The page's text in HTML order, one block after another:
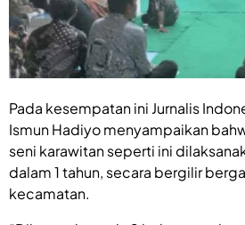
Pada kesempatan ini Jurnalis
Ismun Hadiyo menyampaikan
seni karawitan seperti ini
dalam 1 tahun, secara bergilir
kecamatan.